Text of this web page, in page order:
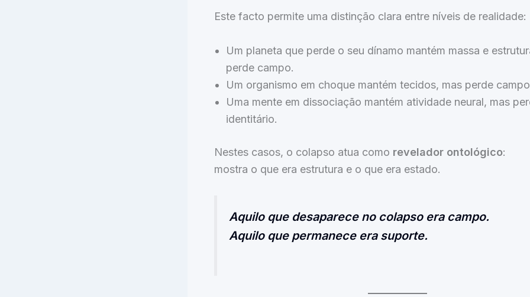
Este facto permite uma distinção clara entre níveis de realidade:
Um planeta que perde o seu dínamo mantém massa e
perde campo.
Um organismo em choque mantém tecidos, mas perde
Uma mente em dissociação mantém atividade neural, mas
identitário.
Nestes casos, o colapso atua como revelador ontológico:
mostra o que era estrutura e o que era estado.
Aquilo que desaparece no colapso era campo.
Aquilo que permanece era suporte.